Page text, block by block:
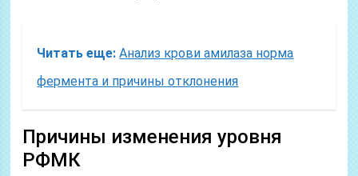
Читать еще: Анализ крови амилаза норма
фермента и причины отклонения
Причины изменения уровня
РФМК